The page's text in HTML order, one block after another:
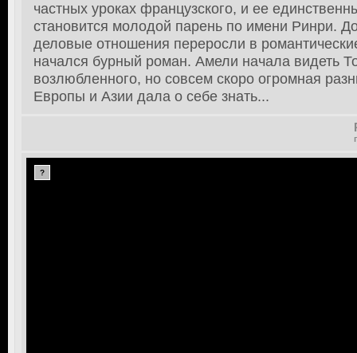
частных уроках французского, и ее
становится молодой парень по имени Ринри.
деловые отношения переросли в
начался бурный роман. Амели начала видеть
возлюбленного, но совсем скоро огромная
Европы и Азии дала о себе знать...
?